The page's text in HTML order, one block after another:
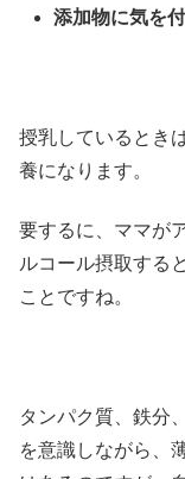
添加物に気を
授乳しているとき
養になります。
要するに、ママが
ルコール摂取する
ことですね。
タンパク質、鉄分
を意識しながら、